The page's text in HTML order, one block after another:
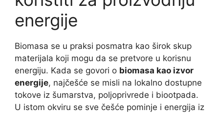
energije
Biomasa se u praksi posmatra kao širok skup
materijala koji mogu da se pretvore u korisnu
energiju. Kada se govori o biomasa kao izvor
energije, najčešće se misli na lokalno dostupne
tokove iz šumarstva, poljoprivrede i biootpada.
U istom okviru se sve češće pominje i energija iz